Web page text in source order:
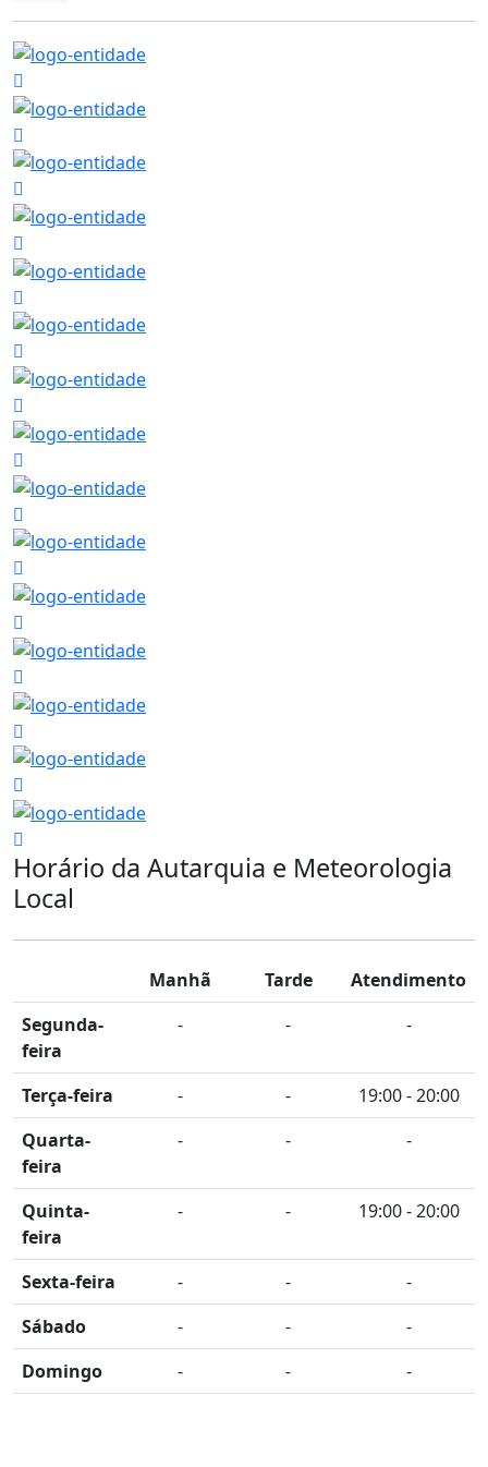
Horário da Autarquia e Meteorologia
Local
Manhã Tarde
Atendimento
Segunda-
feira
- - -
Terça-feira - -
19:00 - 20:00
Quarta-
feira
- - -
Quinta-
feira
- - 19:00 - 20:00
Sexta-feira - -
-
Sábado
- -
-
Domingo
- - -